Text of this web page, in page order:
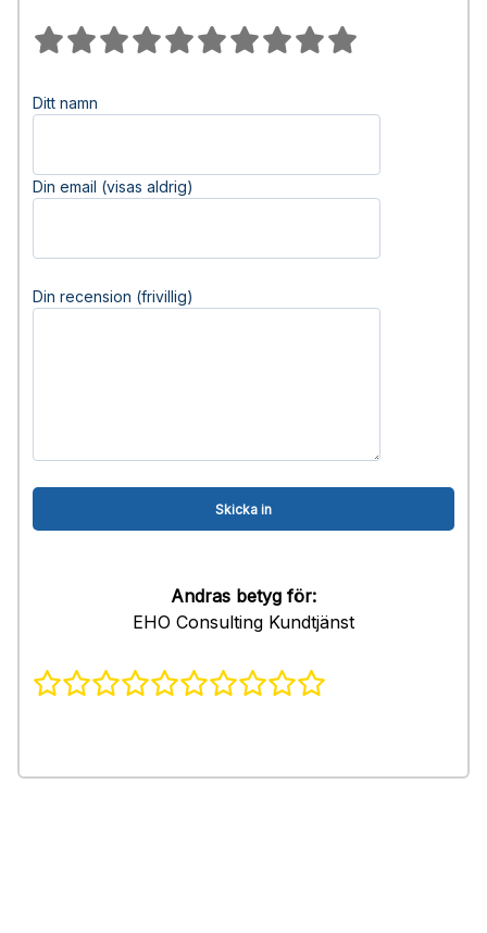
Ditt namn
Din email (visas aldrig)
Din recension (frivillig)
Andras betyg för:
EHO Consulting Kundtjänst